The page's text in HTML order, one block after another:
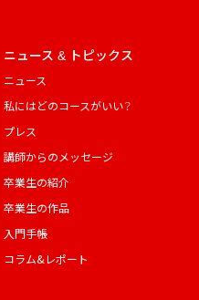
ニュース & トピックス
ニュース
私にはどのコースがいい？
プレス
講師からのメッセージ
卒業生の紹介
卒業生の作品
入門手帳
コラム&レポート